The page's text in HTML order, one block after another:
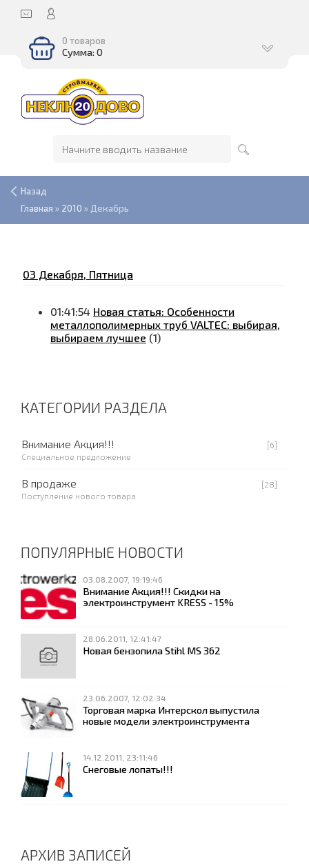
0 товаров
Сумма: 0
Назад
Главная » 2010 » Декабрь
03 Декабря, Пятница
01:41:54 Новая статья: Особенности
металлополимерных труб VALTEC: выбирая,
выбираем лучшее (1)
КАТЕГОРИИ РАЗДЕЛА
Внимание Акция!!!
[6]
Специальное предложение
В продаже
[28]
Поступление нового товара
ПОПУЛЯРНЫЕ НОВОСТИ
03.08.2007, 19:19:46
Внимание Акция!!! Скидки на
электроинструмент KRESS - 15%
28.06.2011, 12:41:47
Новая бензопила Stihl MS 362
23.06.2007, 12:02:34
Торговая марка Интерскол выпустила
новые модели электроинструмента
14.12.2011, 23:11:46
Снеговые лопаты!!!
АРХИВ ЗАПИСЕЙ